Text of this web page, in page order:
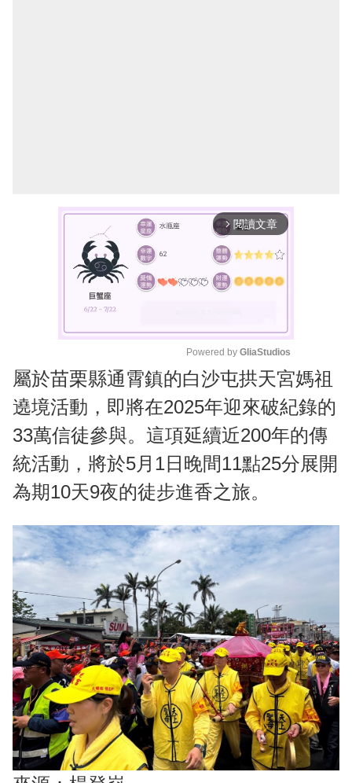
arrow_forward_ios 閱讀文章
M
u
t
e
Powered by GliaStudios
屬於苗栗縣通霄鎮的白沙屯拱天宮媽祖
遶境活動，即將在2025年迎來破紀錄的
33萬信徒參與。這項延續近200年的傳
統活動，將於5月1日晚間11點25分展開
為期10天9夜的徒步進香之旅。